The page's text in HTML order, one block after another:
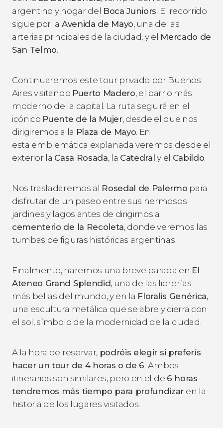
argentino y hogar del Boca Juniors. El recorrido
sigue por la Avenida de Mayo, una de las
arterias principales de la ciudad, y el Mercado de
San Telmo.
Continuaremos este tour privado por Buenos
Aires visitando Puerto Madero, el barrio más
moderno de la capital. La ruta seguirá en el
icónico Puente de la Mujer, desde el que nos
dirigiremos a la Plaza de Mayo. En
esta emblemática explanada veremos desde el
exterior la Casa Rosada, la Catedral y el Cabildo.
Nos trasladaremos al Rosedal de Palermo para
disfrutar de un paseo entre sus hermosos
jardines y lagos antes de dirigirnos al
cementerio de la Recoleta, donde veremos las
tumbas de figuras históricas argentinas.
Finalmente, haremos una breve parada en El
Ateneo Grand Splendid, una de las librerías
más bellas del mundo, y en la Floralis Genérica,
una escultura metálica que se abre y cierra con
el sol, símbolo de la modernidad de la ciudad.
A la hora de reservar, podréis elegir si preferís
hacerun tour de 4 horas o de 6. Ambos
itinerarios son similares, pero en el de 6 horas
tendremos más tiempo para profundizar en la
historia de los lugares visitados.